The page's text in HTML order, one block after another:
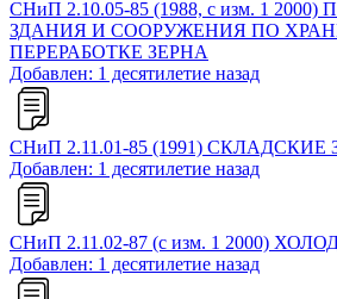
СНиП 2.10.05-85 (1988, с изм. 1
ЗДАНИЯ И СООРУЖЕНИЯ ПО
ПЕРЕРАБОТКЕ ЗЕРНА
Добавлен: 1 десятилетие назад
СНиП 2.11.01-85 (1991)
Добавлен: 1 десятилетие назад
СНиП 2.11.02-87 (с изм. 1 2000)
Добавлен: 1 десятилетие назад